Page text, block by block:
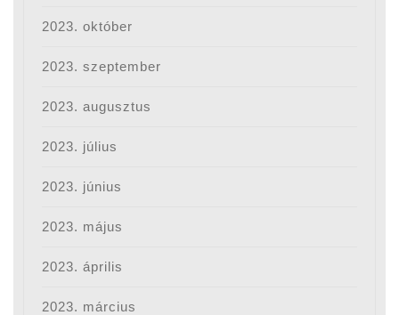
2023. október
2023. szeptember
2023. augusztus
2023. július
2023. június
2023. május
2023. április
2023. március